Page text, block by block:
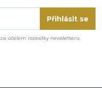
Přihlásit se
za účelem rozesílky newsletteru.